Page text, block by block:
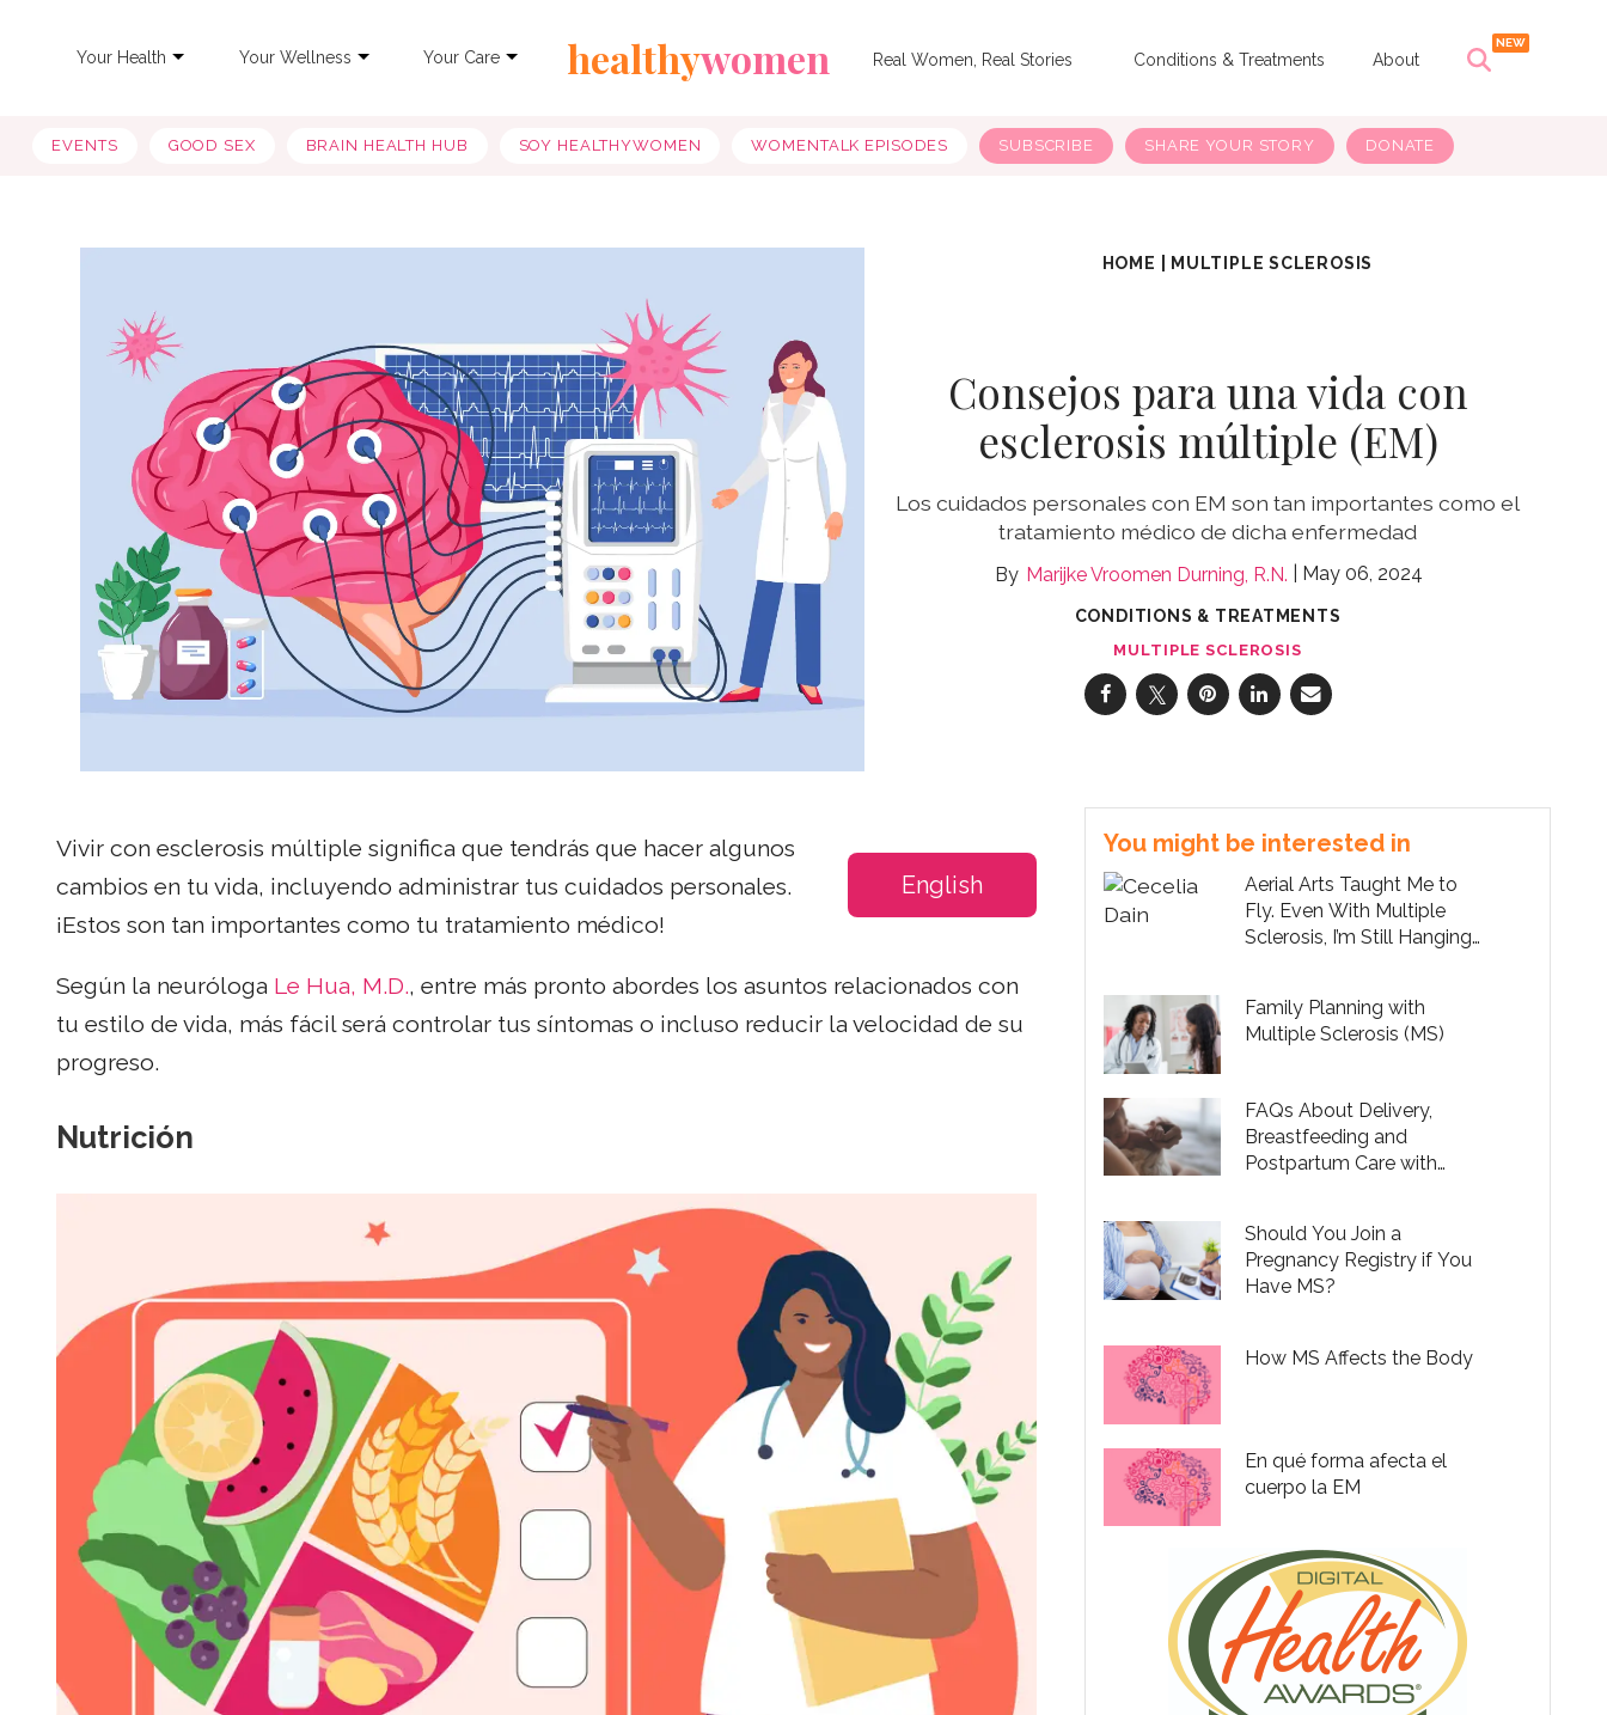
Your Health Your Wellness Your Care healthywomen Real Women, Real Stories Conditions & Treatments About
EVENTS GOOD SEX BRAIN HEALTH HUB SOY HEALTHYWOMEN WOMENTALK EPISODES SUBSCRIBE SHARE YOUR STORY DONATE
HOME MULTIPLE SCLEROSIS
Consejos para una vida con
esclerosis múltiple (EM)
Los cuidados personales con EM son tan importantes como el
tratamiento médico de dicha enfermedad
Marijke Vroomen Durning, R.N. May 06, 2024
CONDITIONS & TREATMENTS
MULTIPLE SCLEROSIS
English
Vivir con esclerosis múltiple significa que tendrás que hacer algunos
cambios en tu vida, incluyendo administrar tus cuidados personales.
¡Estos son tan importantes como tu tratamiento médico!
Según la neuróloga Le Hua, M.D., entre más pronto abordes los asuntos relacionados con
tu estilo de vida, más fácil será controlar tus síntomas o incluso reducir la velocidad de su
progreso.
Nutrición
You might be interested in
Aerial Arts Taught Me to
Fly. Even With Multiple
Sclerosis, I’m Still Hanging
Family Planning with
Multiple Sclerosis (MS)
FAQs About Delivery,
Breastfeeding and
Postpartum Care with
Should You Join a
Pregnancy Registry if You
Have MS?
How MS Affects the Body
En qué forma afecta el
cuerpo la EM